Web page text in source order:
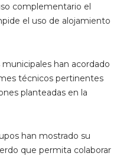
complementario el
el uso de alojamiento
han acordado
técnicos pertinentes
planteadas en la
han mostrado su
que permita colaborar